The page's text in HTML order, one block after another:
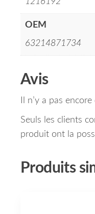
OEM
63214871734
Avis
Il n’y a pas encore
Seuls les clients
produit ont la
Produits